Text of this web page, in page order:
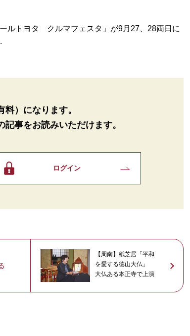
ルトヨタ クルマフェスタ」が9月27、28両日に
）になります。
記事をお読みいただけます。
ログイン
【周南】紙芝居「平和
を愛する徳山大仏」
大仏ある本正寺で上演